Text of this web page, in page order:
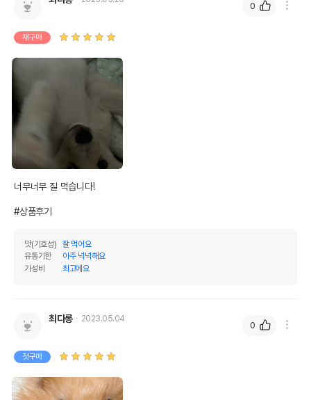
재구매
너무너무 질 먹습니다!
#상품후기
맛(기호성)
잘 먹어요
유통기한
아주 넉넉해요
가성비
최고에요
0
최다롱 2023.05.04
첫구매
0